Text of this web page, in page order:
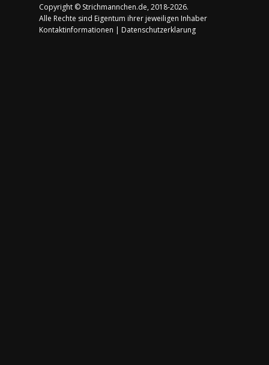
Copyright © Strichmannchen.de, 2018-2026.
Alle Rechte sind Eigentum ihrer jeweiligen Inhaber
Kontaktinformationen | Datenschutzerklarung